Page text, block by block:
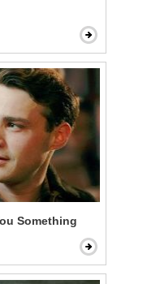
Something